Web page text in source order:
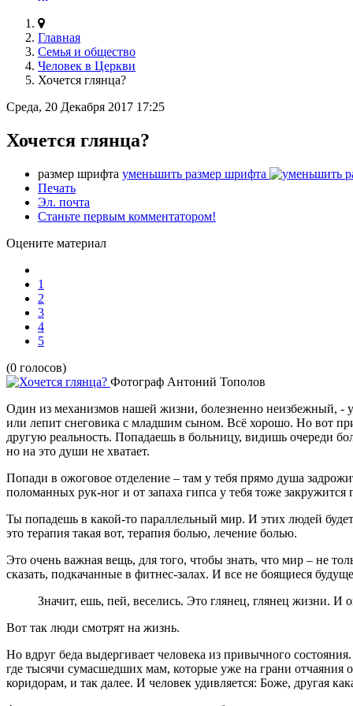
Главная
Семья и общество
Человек в Церкви
Хочется глянца?
Среда, 20 Декабря 2017 17:25
Хочется глянца?
размер шрифта уменьшить размер шрифта
Печать
Эл. почта
Станьте первым комментатором!
Оцените материал
1
2
3
4
5
(0 голосов)
Фотограф Антоний Тополов
Один из механизмов нашей жизни, болезненно неизбежный, -
или лепит снеговика с младшим сыном. Всё хорошо. Но вот
другую реальность. Попадаешь в больницу, видишь очереди
но на это души не хватает.
Попади в ожоговое отделение – там у тебя прямо душа
поломанных рук-ног и от запаха гипса у тебя тоже закружится
Ты попадешь в какой-то параллельный мир. И этих людей
это терапия такая вот, терапия болью, лечение болью.
Это очень важная вещь, для того, чтобы знать, что мир – не
сказать, подкачанные в фитнес-залах. И все не боящиеся
Значит, ешь, пей, веселись. Это глянец, глянец жизни. И
Вот так люди смотрят на жизнь.
Но вдруг беда выдергивает человека из привычного
где тысячи сумасшедших мам, которые уже на грани отчаяния
коридорам, и так далее. И человек удивляется: Боже, другая